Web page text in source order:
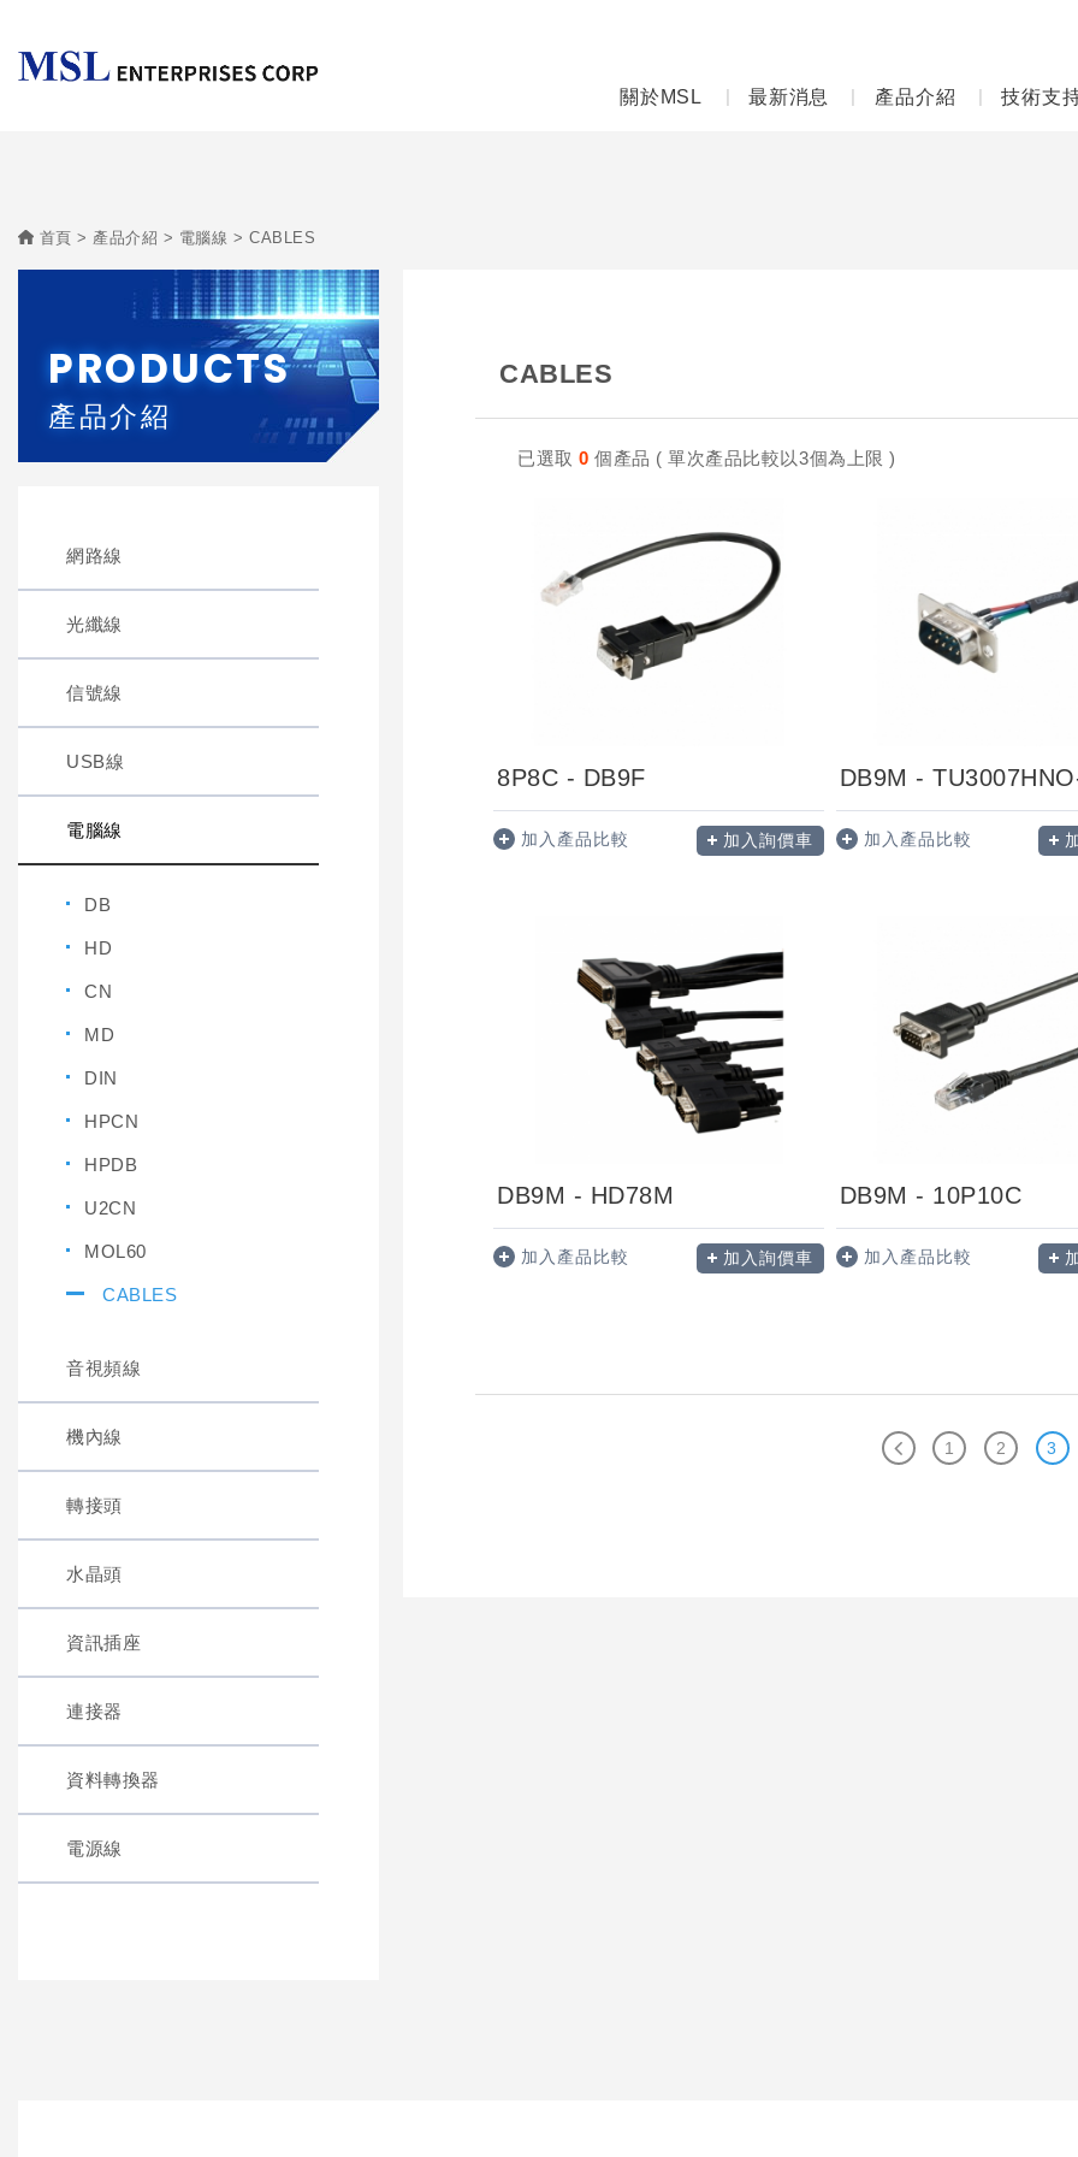
關於MSL 最新消息 產品介紹 技術支
首頁 產品介紹 電腦線 CABLES
PRODUCTS
產品介紹
網路線
光纖線
信號線
USB線
電腦線
DB
HD
CN
MD
DIN
HPCN
HPDB
U2CN
MOL60
CABLES
音視頻線
機內線
轉接頭
水晶頭
資訊插座
連接器
資料轉換器
電源線
CABLES
已選取 0個產品 ( 單次產品比較以3個為上限 )
8P8C - DB9F
加入產品比較 加入詢價車
DB9M -
加入產品比較
DB9M - HD78M
加入產品比較 加入詢價車
DB9M - 10P10C
加入產品比較
1 2 3